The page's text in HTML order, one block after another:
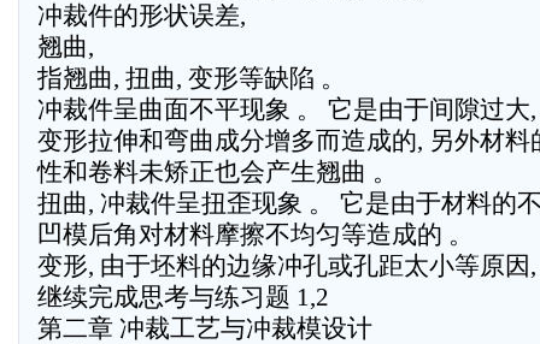
冲裁件的形状误差,
翘曲,
指翘曲, 扭曲, 变形等缺陷 。
冲裁件呈曲面不平现象 。 它是由于间隙过大
变形拉伸和弯曲成分增多而造成的, 另外材料
性和卷料未矫正也会产生翘曲 。
扭曲, 冲裁件呈扭歪现象 。 它是由于材料的
凹模后角对材料摩擦不均匀等造成的 。
变形, 由于坯料的边缘冲孔或孔距太小等原因
继续完成思考与练习题 1,2
第二章 冲裁工艺与冲裁模设计